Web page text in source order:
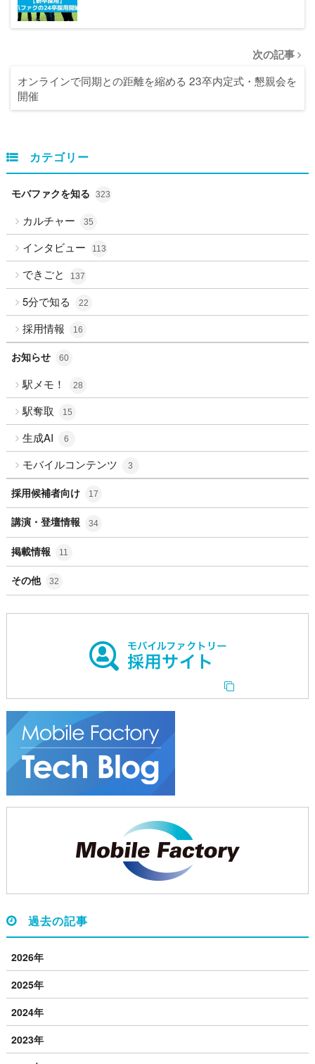
次の記事
オンラインで同期との距離を縮める 23卒内定式・懇親会を
開催
カテゴリー
モバファクを知る 323
カルチャー 35
インタビュー 113
できごと 137
5分で知る 22
採用情報 16
お知らせ 60
駅メモ！ 28
駅奪取 15
生成AI 6
モバイルコンテンツ 3
採用候補者向け 17
講演・登壇情報 34
掲載情報 11
その他 32
過去の記事
2026年
2025年
2024年
2023年